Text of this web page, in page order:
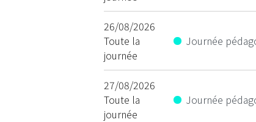
26/08/2026
Toute la
journée
Journée
27/08/2026
Toute la
journée
Journée